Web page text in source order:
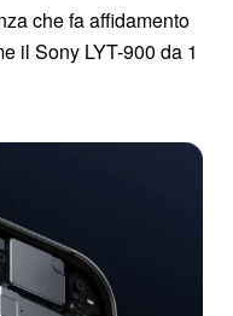
che fa affidamento
il Sony LYT-900 da 1